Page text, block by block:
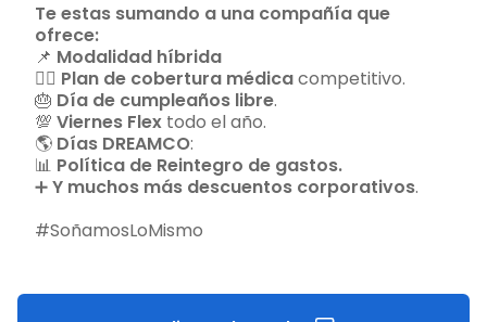
Te estas sumando a una compañía que
ofrece:
📌 Modalidad híbrida
👩‍⚕️ Plan de cobertura médicacompetitivo.
🎂 Día de cumpleaños libre.
💯 Viernes Flex todo el año.
🌎 Días DREAMCO:
📊 Política de Reintegro de gastos.
➕Y muchos más descuentos corporativos.
#SoñamosLoMismo